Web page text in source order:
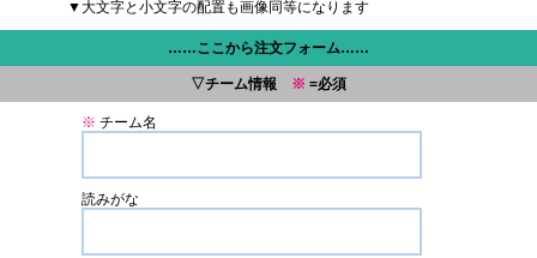
▼大文字と小文字の配置も画像同等になります
……ここから注文フォーム……
▽チーム情報 ※ =必須
※ チーム名
読みがな